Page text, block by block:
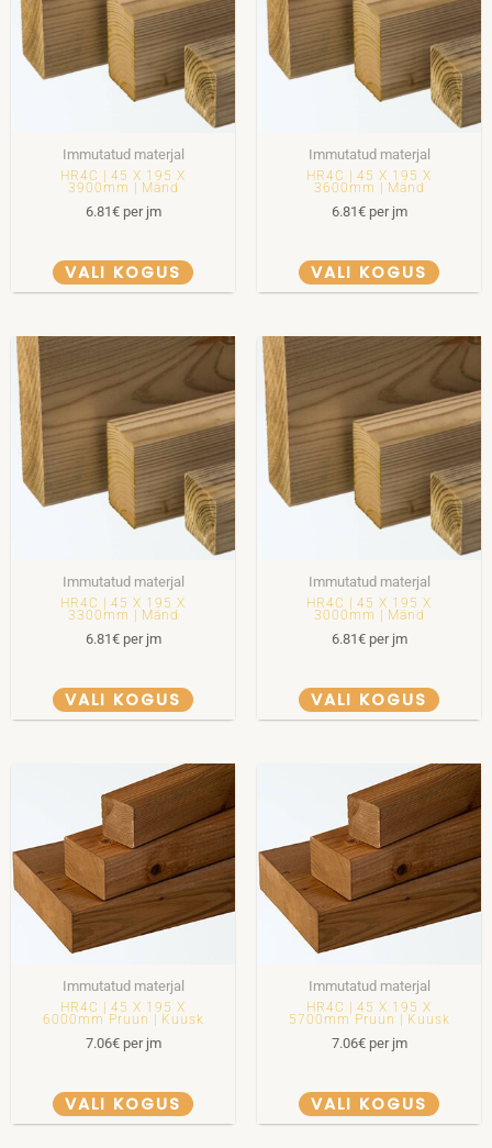
Immutatud materjal
HR4C | 45 X 195 X
3900mm | Mänd
6.81€per jm
VALI KOGUS
Immutatud materjal
HR4C | 45 X 195 X
3600mm | Mänd
6.81€per jm
VALI KOGUS
Immutatud materjal
HR4C | 45 X 195 X
3300mm | Mänd
6.81€per jm
VALI KOGUS
Immutatud materjal
HR4C | 45 X 195 X
3000mm | Mänd
6.81€per jm
VALI KOGUS
Immutatud materjal
HR4C | 45 X 195 X
6000mm Pruun | Kuusk
7.06€per jm
VALI KOGUS
Immutatud materjal
HR4C | 45 X 195 X
5700mm Pruun | Kuusk
7.06€per jm
VALI KOGUS